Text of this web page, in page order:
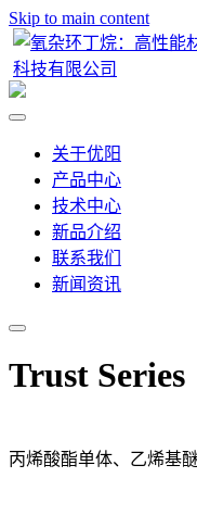
Skip to main content
关于优阳
产品中心
技术中心
新品介绍
联系我们
新闻资讯
Trust Series
丙烯酸酯单体、乙烯基